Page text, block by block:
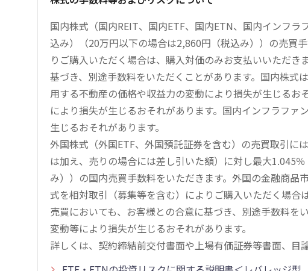
国内株式（国内REIT、国内ETF、国内ETN、国内インフ
込み）（20万円以下の場合は2,860円（税込み））の売買
りご購入いただく場合は、購入対価のみお支払いいただ
基づき、別途手数料をいただくことがあります。国内株式
用する不動産の価格や収益力の変動により損失が生じる
により損失が生じるおそれがあります。国内インフラフ
生じるおそれがあります。
外国株式（外国ETF、外国預託証券を含む）の売買取引に
は加え、売りの場合には差し引いた額）に対し最大1.045
み））の国内売買手数料をいただきます。外国の金融商
式を相対取引（募集等を含む）によりご購入いただく場
売買においても、お客様との合意に基づき、別途手数料
変動等により損失が生じるおそれがあります。
詳しくは、契約締結前交付書面や上場有価証券等書面、目